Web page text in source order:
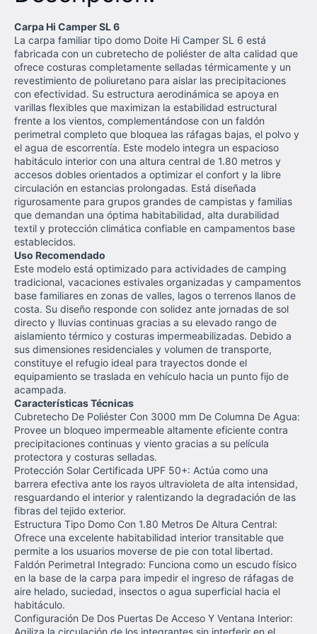
Carpa Hi Camper SL 6
La carpa familiar tipo domo Doite Hi Camper SL 6 está
fabricada con un cubretecho de poliéster de alta calidad que
ofrece costuras completamente selladas térmicamente y un
revestimiento de poliuretano para aislar las precipitaciones
con efectividad. Su estructura aerodinámica se apoya en
varillas flexibles que maximizan la estabilidad estructural
frente a los vientos, complementándose con un faldón
perimetral completo que bloquea las ráfagas bajas, el polvo y
el agua de escorrentía. Este modelo integra un espacioso
habitáculo interior con una altura central de 1.80 metros y
accesos dobles orientados a optimizar el confort y la libre
circulación en estancias prolongadas. Está diseñada
rigurosamente para grupos grandes de campistas y familias
que demandan una óptima habitabilidad, alta durabilidad
textil y protección climática confiable en campamentos base
establecidos.
Uso Recomendado
Este modelo está optimizado para actividades de camping
tradicional, vacaciones estivales organizadas y campamentos
base familiares en zonas de valles, lagos o terrenos llanos de
costa. Su diseño responde con solidez ante jornadas de sol
directo y lluvias continuas gracias a su elevado rango de
aislamiento térmico y costuras impermeabilizadas. Debido a
sus dimensiones residenciales y volumen de transporte,
constituye el refugio ideal para trayectos donde el
equipamiento se traslada en vehículo hacia un punto fijo de
acampada.
Características Técnicas
Cubretecho De Poliéster Con 3000 mm De Columna De Agua:
Provee un bloqueo impermeable altamente eficiente contra
precipitaciones continuas y viento gracias a su película
protectora y costuras selladas.
Protección Solar Certificada UPF 50+: Actúa como una
barrera efectiva ante los rayos ultravioleta de alta intensidad,
resguardando el interior y ralentizando la degradación de las
fibras del tejido exterior.
Estructura Tipo Domo Con 1.80 Metros De Altura Central:
Ofrece una excelente habitabilidad interior transitable que
permite a los usuarios moverse de pie con total libertad.
Faldón Perimetral Integrado: Funciona como un escudo físico
en la base de la carpa para impedir el ingreso de ráfagas de
aire helado, suciedad, insectos o agua superficial hacia el
habitáculo.
Configuración De Dos Puertas De Acceso Y Ventana Interior:
Agiliza la circulación de los integrantes sin interferir en el